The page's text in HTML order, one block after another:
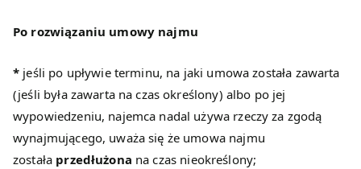
Po rozwiązaniu umowy najmu
* jeśli po upływie terminu, na jaki umowa została zawarta
(jeśli była zawarta na czas określony) albo po jej
wypowiedzeniu, najemca nadal używa rzeczy za zgodą
wynajmującego, uważa się że umowa najmu
została przedłużona na czas nieokreślony;